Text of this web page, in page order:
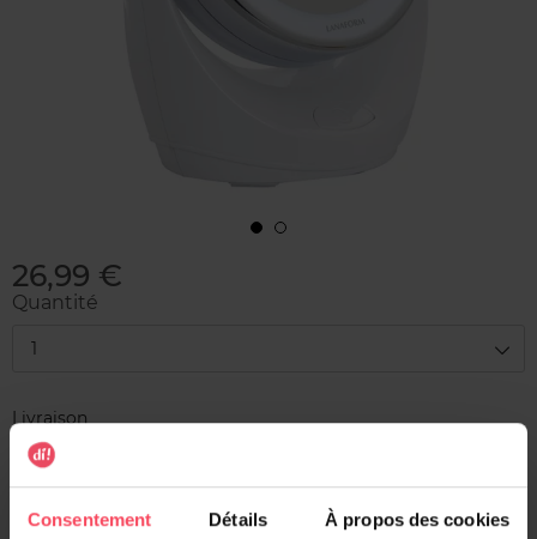
Consentement Détails À propos des cookies
26,99 €
Quantité
1
Livraison
En stock
Ajouter au panier